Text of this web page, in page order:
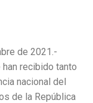
de 2021.-
recibido tanto
nacional del
de la República